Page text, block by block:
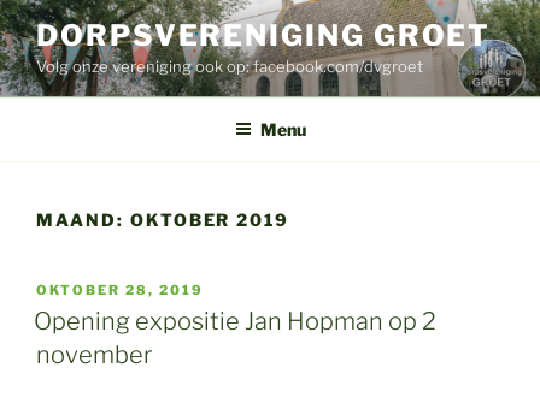
Ga
naar
de
inhoud
DORPSVERENIGING GROET
Volg onze vereniging ook op: facebook.com/dvgroet
Menu
MAAND: OKTOBER 2019
GEPLAATST
OP
OKTOBER 28, 2019
Opening expositie Jan Hopman op 2
november